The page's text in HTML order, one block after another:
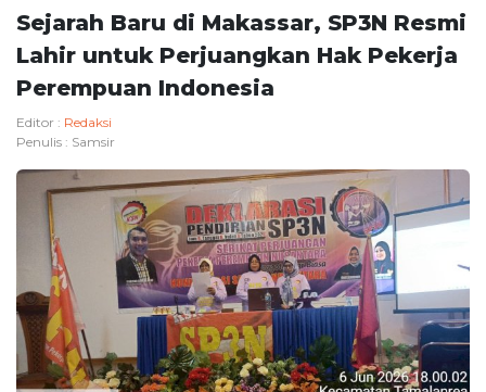
Sejarah Baru di Makassar, SP3N Resmi
Lahir untuk Perjuangkan Hak Pekerja
Perempuan Indonesia
Editor : Redaksi
Penulis : Samsir